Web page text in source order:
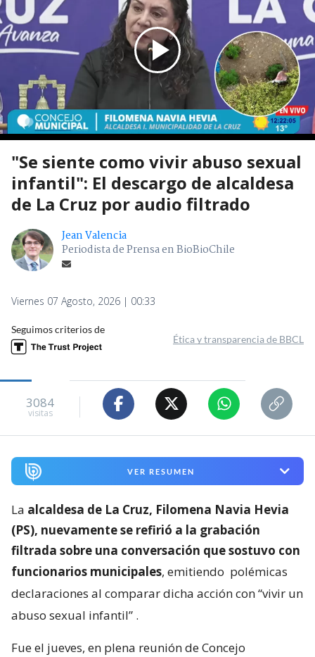
"Se siente como vivir abuso sexual
infantil": El descargo de alcaldesa
de La Cruz por audio filtrado
Jean Valencia
Periodista de Prensa en BioBioChile
Viernes 07 Agosto, 2026 | 00:33
Seguimos criterios de
Ética y transparencia de BBCL
3084
visitas
VER RESUMEN
La alcaldesa de La Cruz, Filomena Navia Hevia
(PS), nuevamente se refirió a la grabación
filtrada sobre una conversación que sostuvo con
funcionarios municipales, emitiendo polémicas
declaraciones al comparar dicha acción con “vivir un
abuso sexual infantil” .
Fue el jueves, en plena reunión de Concejo